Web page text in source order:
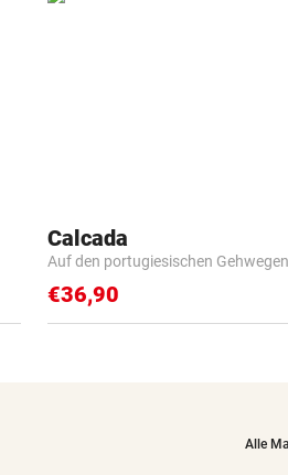
Calcada
Auf den portugiesischen Gehwegen
€36,90
Alle